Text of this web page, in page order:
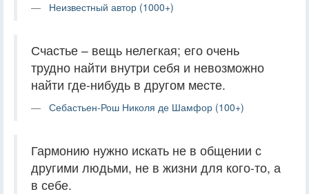
Неизвестный автор (1000+)
Счастье – вещь нелегкая; его очень
трудно найти внутри себя и невозможно
найти где-нибудь в другом месте.
Себастьен-Рош Николя де Шамфор (100+)
Гармонию нужно искать не в общении с
другими людьми, не в жизни для кого-то, а
в себе.